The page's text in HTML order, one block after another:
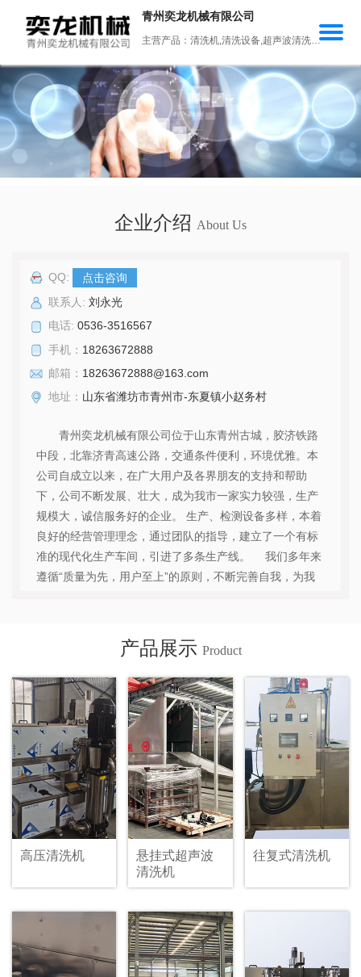
青州奕龙机械有限公司
主营产品：清洗机,清洗设备,超声波清洗机,锻造氧化皮清洗机,往复式清洗机
企业介绍 About Us
QQ:
点击咨询
联系人: 刘永光
电话: 0536-3516567
手机： 18263672888
邮箱： 18263672888@163.com
地址： 山东省潍坊市青州市-东夏镇小赵务村
青州奕龙机械有限公司位于山东青州古城，胶济铁路
中段，北靠济青高速公路，交通条件便利，环境优雅。本
公司自成立以来，在广大用户及各界朋友的支持和帮助
下，公司不断发展、壮大，成为我市一家实力较强，生产
规模大，诚信服务好的企业。 生产、检测设备多样，本着
良好的经营管理理念，通过团队的指导，建立了一个有标
准的现代化生产车间，引进了多条生产线。 我们多年来
遵循“质量为先，用户至上”的原则，不断完善自我，为我
洽谈业务，我们将竭诚为您提供热情服务和好的产品。期
待与您合作，共创美好未来。... 查看详情
产品展示 Product
高压清洗机
悬挂式超声波
清洗机
往复式清洗机